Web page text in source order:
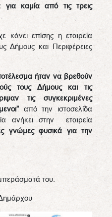
καμία από τις τρεις
κάνει επίσης η εταιρεία
Δήμους και Περιφέρειες
ήταν να βρεθούν
τους Δήμους και τις
τις συγκεκριμένες
από την ιστοσελίδα
ανήκει στην εταιρεία
γνώμες φυσικά για την
του.